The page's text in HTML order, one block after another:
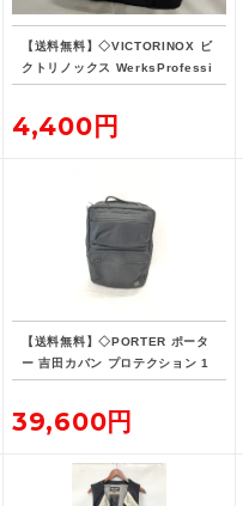
【送料無料】◇VICTORINOX ビ
クトリノックス WerksProfessi
onal CORDURA 3WAY 604685
4,400円
【送料無料】◇PORTER ポータ
ー 吉田カバン プロテクション 1
5L デイパック リュックサック
39,600円